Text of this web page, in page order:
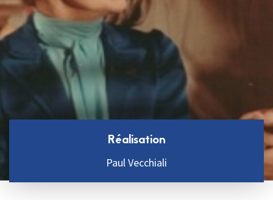
Réalisation
Paul Vecchiali